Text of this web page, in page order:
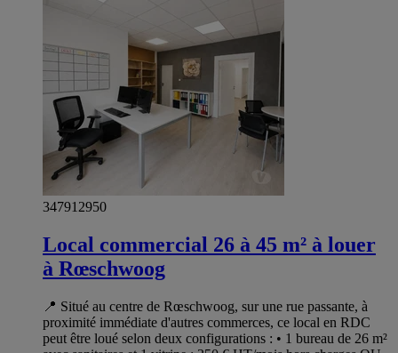
347912950
Local commercial 26 à 45 m² à louer
à Rœschwoog
📍 Situé au centre de Rœschwoog, sur une rue passante, à
proximité immédiate d'autres commerces, ce local en RDC
peut être loué selon deux configurations : • 1 bureau de 26 m²